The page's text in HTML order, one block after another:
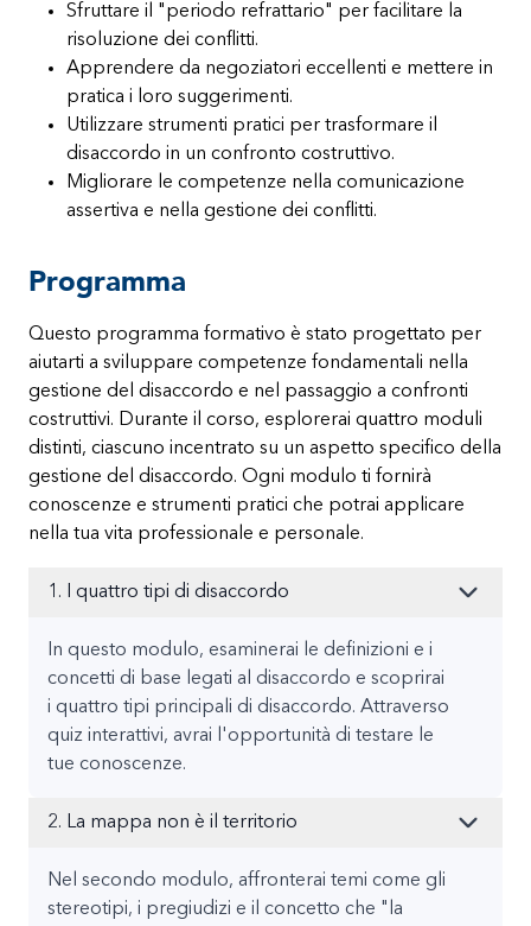
Sfruttare il "periodo refrattario" per facilitare la
risoluzione dei conflitti.
Apprendere da negoziatori eccellenti e mettere in
pratica i loro suggerimenti.
Utilizzare strumenti pratici per trasformare il
disaccordo in un confronto costruttivo.
Migliorare le competenze nella comunicazione
assertiva e nella gestione dei conflitti.
Programma
Questo programma formativo è stato progettato per
aiutarti a sviluppare competenze fondamentali nella
gestione del disaccordo e nel passaggio a confronti
costruttivi. Durante il corso, esplorerai quattro moduli
distinti, ciascuno incentrato su un aspetto specifico della
gestione del disaccordo. Ogni modulo ti fornirà
conoscenze e strumenti pratici che potrai applicare
nella tua vita professionale e personale.
1. I quattro tipi di disaccordo
In questo modulo, esaminerai le definizioni e i
concetti di base legati al disaccordo e scoprirai
i quattro tipi principali di disaccordo. Attraverso
quiz interattivi, avrai l'opportunità di testare le
tue conoscenze.
2. La mappa non è il territorio
Nel secondo modulo, affronterai temi come gli
stereotipi, i pregiudizi e il concetto che "la